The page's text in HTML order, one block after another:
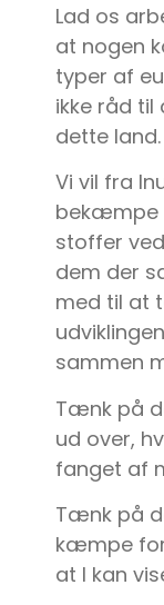
Lad os
at nogen
typer af
ikke råd
dette land.
Vi vil fra
bekæmpe
stoffer
dem der
med til at
sammen
Tænk på
ud over,
fanget af
Tænk på
kæmpe
at I kan